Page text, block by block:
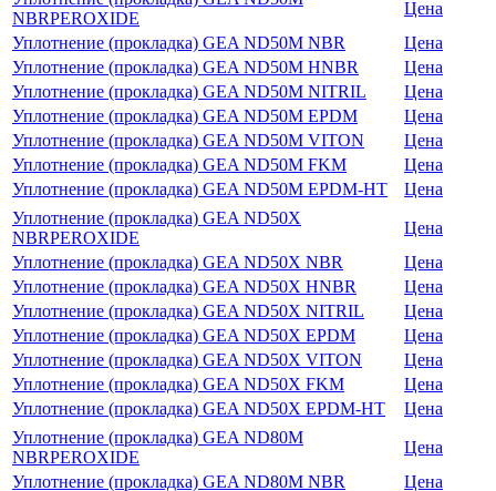
NBRPEROXIDE
Цена
Уплотнение (прокладка) GEA ND50M NBR
Цена
Уплотнение (прокладка) GEA ND50M HNBR
Цена
Уплотнение (прокладка) GEA ND50M NITRIL
Цена
Уплотнение (прокладка) GEA ND50M EPDM
Цена
Уплотнение (прокладка) GEA ND50M VITON
Цена
Уплотнение (прокладка) GEA ND50M FKM
Цена
Уплотнение (прокладка) GEA ND50M EPDM-HT
Цена
Уплотнение (прокладка) GEA ND50X
NBRPEROXIDE
Цена
Уплотнение (прокладка) GEA ND50X NBR
Цена
Уплотнение (прокладка) GEA ND50X HNBR
Цена
Уплотнение (прокладка) GEA ND50X NITRIL
Цена
Уплотнение (прокладка) GEA ND50X EPDM
Цена
Уплотнение (прокладка) GEA ND50X VITON
Цена
Уплотнение (прокладка) GEA ND50X FKM
Цена
Уплотнение (прокладка) GEA ND50X EPDM-HT
Цена
Уплотнение (прокладка) GEA ND80M
NBRPEROXIDE
Цена
Уплотнение (прокладка) GEA ND80M NBR
Цена